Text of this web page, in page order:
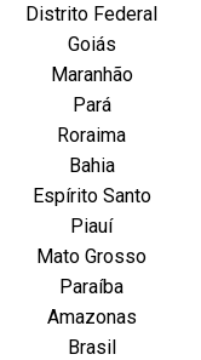
Distrito Federal
Goiás
Maranhão
Pará
Roraima
Bahia
Espírito Santo
Piauí
Mato Grosso
Paraíba
Amazonas
Brasil
E TENTE ENCONTRAR O